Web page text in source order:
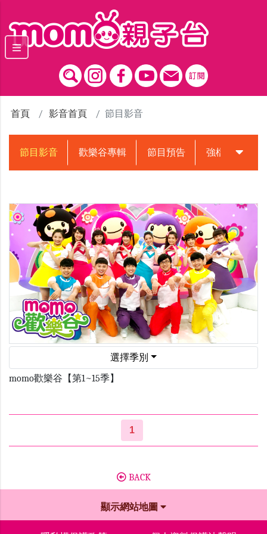
首頁 影音首頁 節目影音
節目影音 歡樂谷專輯 節目預告 強檔動畫預告
選擇季別
momo歡樂谷【第1~15季】
1
BACK
顯示網站地圖